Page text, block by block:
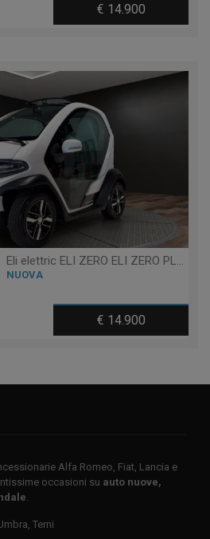
€ 14.900
Eli elettric ELI ZERO ELI ZERO PLUS + TABLET - 14 ANNI
NUOVA
€ 14.900
Alfa Romeo, Fiat, Lancia e
occasioni su auto nuove,
Terni